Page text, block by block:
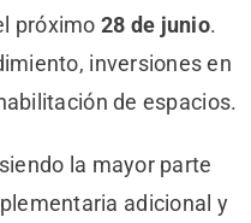
próximo 28 de junio.
inversiones en
de espacios.
la mayor parte
adicional y